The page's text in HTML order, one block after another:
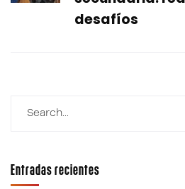
desafíos
Entradas recientes